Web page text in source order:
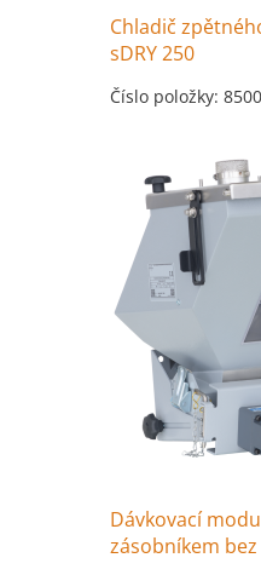
Chladič
sDRY 250
Číslo položky:
Dávkovací
zásobníkem